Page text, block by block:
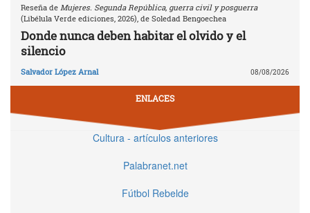
Reseña de Mujeres. Segunda República, guerra civil y posguerra
(Libélula Verde ediciones, 2026), de Soledad Bengoechea
Donde nunca deben habitar el olvido y el
silencio
Salvador López Arnal 08/08/2026
ENLACES
Cultura - artículos anteriores
Palabranet.net
Fútbol Rebelde